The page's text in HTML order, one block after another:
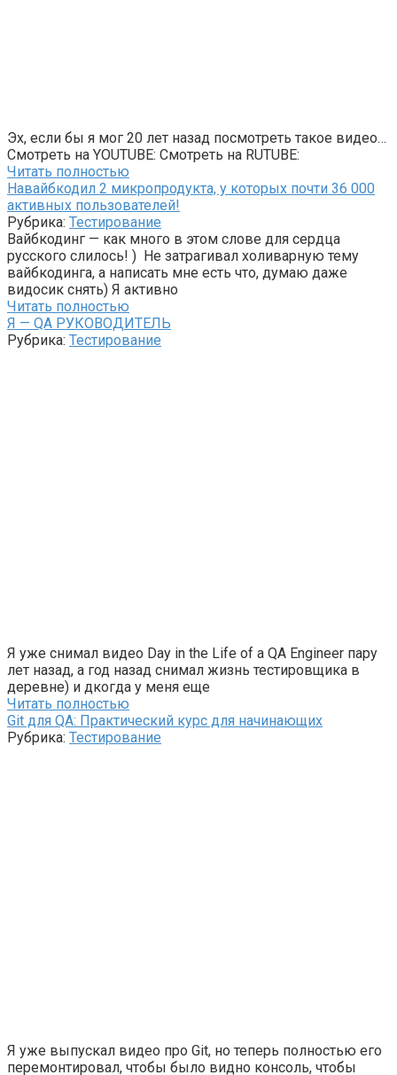
Эх, если бы я мог 20 лет назад посмотреть такое видео…
Смотреть на YOUTUBE: Смотреть на RUTUBE:
Читать полностью
Навайбкодил 2 микропродукта, у которых почти 36 000
активных пользователей!
Рубрика: Тестирование
Вайбкодинг — как много в этом слове для сердца
русского слилось! ) Не затрагивал холиварную тему
вайбкодинга, а написать мне есть что, думаю даже
видосик снять) Я активно
Читать полностью
Я — QA РУКОВОДИТЕЛЬ
Рубрика: Тестирование
Я уже снимал видео Day in the Life of a QA Engineer пару
лет назад, а год назад снимал жизнь тестировщика в
деревне) и дкогда у меня еще
Читать полностью
Git для QA: Практический курс для начинающих
Рубрика: Тестирование
Я уже выпускал видео про Git, но теперь полностью его
перемонтировал, чтобы было видно консоль, чтобы